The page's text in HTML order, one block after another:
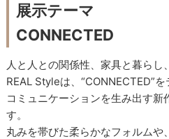
展示テーマ
CONNECTED
人と人との関係性、家具と暮らし
REAL Styleは、“CONNECTED”
コミュニケーションを生み出す新
す。
丸みを帯びた柔らかなフォルムや